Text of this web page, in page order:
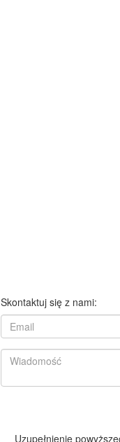
Skontaktuj się z nami:
Uzupełnienie